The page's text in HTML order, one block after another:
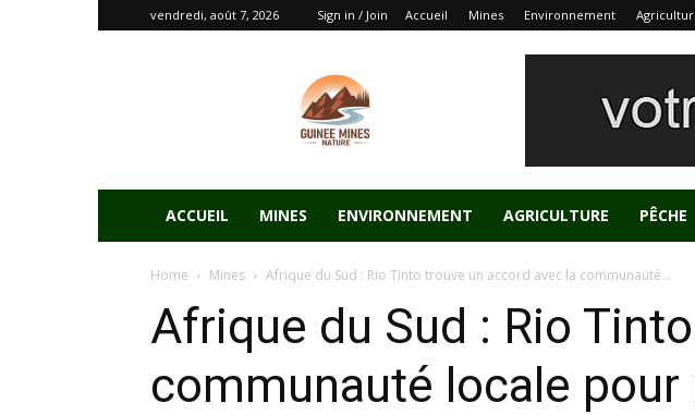
vendredi, août 7, 2026 Sign in / Join Accueil Mines Environnement
ACCUEIL MINES ENVIRONNEMENT AGRICULTURE PÊCHE
Home Mines Afrique du Sud : Rio Tinto trouve un accord avec la communauté...
Afrique du Sud : Rio
communauté locale